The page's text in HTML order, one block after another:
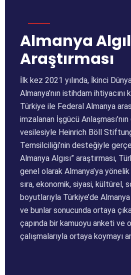
Almanya
Araştırması
İlk kez 2021 yılında, İkinci
Almanya'nın istihdam ihtiyacını
Türkiye ile Federal Almanya
imzalanan İşgücü
vesilesiyle Heinrich Böll
Temsilciliği’nin desteğiyle
Almanya Algısı” araştırması,
genel olarak Almanya’ya yönelik
sıra, ekonomik, siyasi, kültürel,
boyutlarıyla Türkiye’de
ve bunlar sonucunda ortaya
çapında bir kamuoyu anketi ve
çalışmalarıyla ortaya koymayı